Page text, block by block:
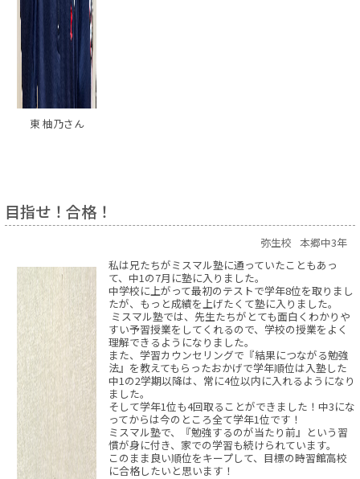
東 柚乃さん
目指せ！合格！
弥生校 本郷中3年
私は兄たちがミスマル塾に通っていたこともあっ
て、中1の7月に塾に入りました。
中学校に上がって最初のテストで学年8位を取りまし
たが、もっと成績を上げたくて塾に入りました。
ミスマル塾では、先生たちがとても面白くわかりや
すい予習授業をしてくれるので、学校の授業をよく
理解できるようになりました。
また、学習カウンセリングで『結果につながる勉強
法』を教えてもらったおかげで学年順位は入塾した
中1の2学期以降は、常に4位以内に入れるようになり
ました。
そして学年1位も4回取ることができました！中3にな
ってからは今のところ全て学年1位です！
ミスマル塾で、『勉強するのが当たり前』という習
慣が身に付き、家での学習も続けられています。
このまま良い順位をキープして、目標の時習館高校
に合格したいと思います！